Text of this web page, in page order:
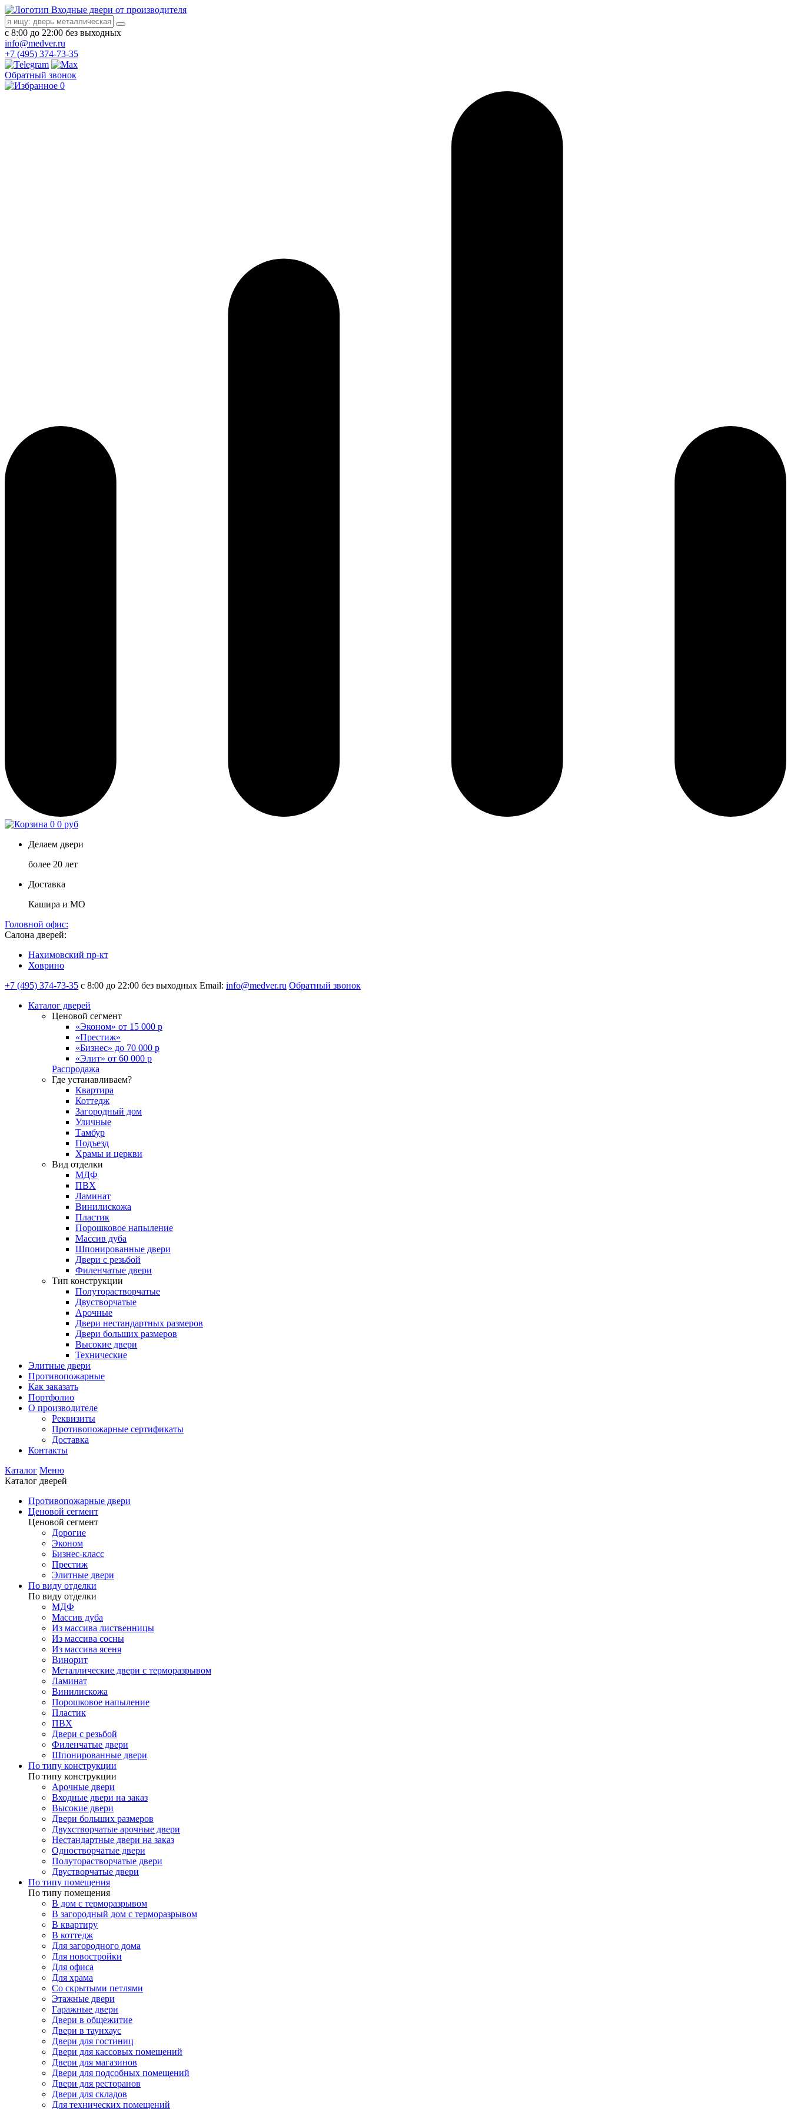
Входные двери от производителя
с 8:00 до 22:00 без выходных
info@medver.ru
+7 (495) 374-73-35
Обратный звонок
0
0 0 руб
Делаем двери
более 20 лет
Доставка
Кашира и МО
Головной офис:
Салона дверей:
Нахимовский пр-кт
Ховрино
+7 (495) 374-73-35 с 8:00 до 22:00 без выходных Email: info@medver.ru Обратный звонок
Каталог дверей
Ценовой сегмент
«Эконом» от 15 000 р
«Престиж»
«Бизнес» до 70 000 р
«Элит» от 60 000 р
Распродажа
Где устанавливаем?
Квартира
Коттедж
Загородный дом
Уличные
Тамбур
Подъезд
Храмы и церкви
Вид отделки
МДФ
ПВХ
Ламинат
Винилискожа
Пластик
Порошковое напыление
Массив дуба
Шпонированные двери
Двери с резьбой
Филенчатые двери
Тип конструкции
Полуторастворчатые
Двустворчатые
Арочные
Двери нестандартных размеров
Двери больших размеров
Высокие двери
Технические
Элитные двери
Противопожарные
Как заказать
Портфолио
О производителе
Реквизиты
Противопожарные сертификаты
Доставка
Контакты
Каталог Меню
Каталог дверей
Противопожарные двери
Ценовой сегмент
Ценовой сегмент
Дорогие
Эконом
Бизнес-класс
Престиж
Элитные двери
По виду отделки
По виду отделки
МДФ
Массив дуба
Из массива лиственницы
Из массива сосны
Из массива ясеня
Винорит
Металлические двери с терморазрывом
Ламинат
Винилискожа
Порошковое напыление
Пластик
ПВХ
Двери с резьбой
Филенчатые двери
Шпонированные двери
По типу конструкции
По типу конструкции
Арочные двери
Входные двери на заказ
Высокие двери
Двери больших размеров
Двухстворчатые арочные двери
Нестандартные двери на заказ
Одностворчатые двери
Полуторастворчатые двери
Двустворчатые двери
По типу помещения
По типу помещения
В дом с терморазрывом
В загородный дом с терморазрывом
В квартиру
В коттедж
Для загородного дома
Для новостройки
Для офиса
Для храма
Со скрытыми петлями
Этажные двери
Гаражные двери
Двери в общежитие
Двери в таунхаус
Двери для гостиниц
Двери для кассовых помещений
Двери для магазинов
Двери для подсобных помещений
Двери для ресторанов
Двери для складов
Для технических помещений